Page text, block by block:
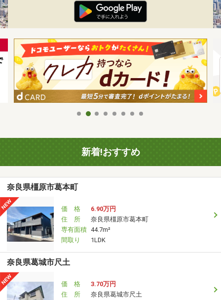
新着!おすすめ
奈良県橿原市葛本町
価 格
6.90万円
住 所
奈良県橿原市葛本町
専有面積 44.7m²
間取り
1LDK
奈良県葛城市尺土
価 格
3.70万円
住 所
奈良県葛城市尺土